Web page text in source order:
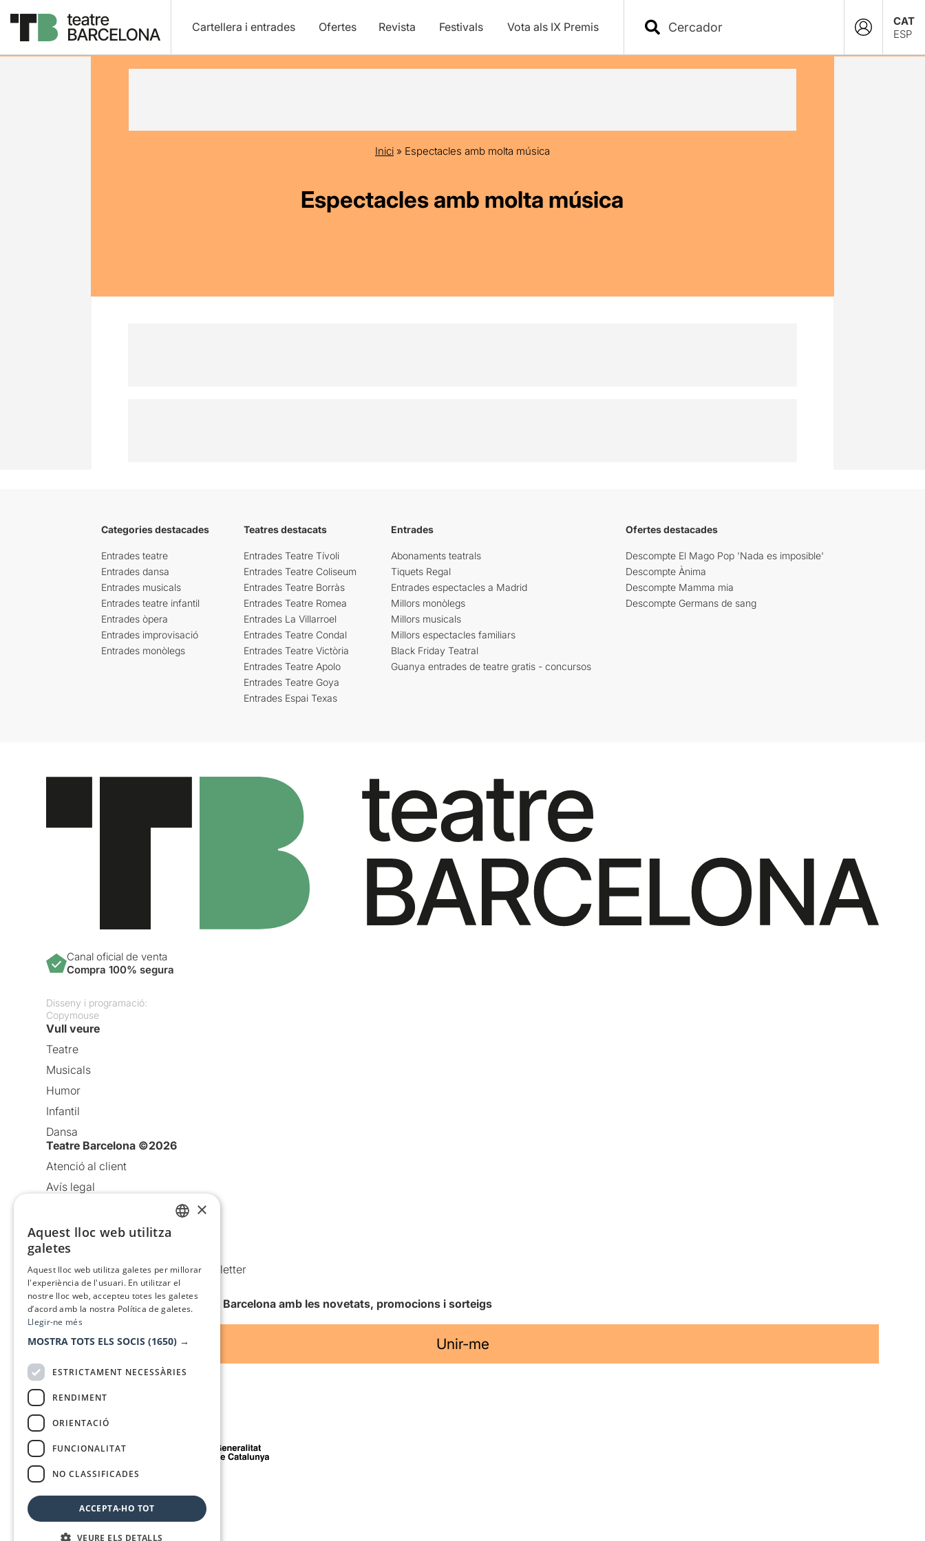
Cartellera i entrades Ofertes Revista Festivals Vota als IX Premis
CAT
ESP
Inici » Espectacles amb molta música
Espectacles amb molta música
Categories destacades
Entrades teatre
Entrades dansa
Entrades musicals
Entrades teatre infantil
Entrades òpera
Entrades improvisació
Entrades monòlegs
Teatres destacats
Entrades Teatre Tívoli
Entrades Teatre Coliseum
Entrades Teatre Borràs
Entrades Teatre Romea
Entrades La Villarroel
Entrades Teatre Condal
Entrades Teatre Victòria
Entrades Teatre Apolo
Entrades Teatre Goya
Entrades Espai Texas
Entrades
Abonaments teatrals
Tiquets Regal
Entrades espectacles a Madrid
Millors monòlegs
Millors musicals
Millors espectacles familiars
Black Friday Teatral
Guanya entrades de teatre gratis - concursos
Ofertes destacades
Descompte El Mago Pop 'Nada es imposible'
Descompte Ànima
Descompte Mamma mia
Descompte Germans de sang
Canal oficial de venta
Compra 100% segura
Disseny i programació:
Copymouse
Vull veure
Teatre
Musicals
Humor
Infantil
Dansa
Teatre Barcelona ©2026
Atenció al client
Avís legal
Política de cookies
Condicions d’ús
Comunicacions comercials i Newsletter
Anuncia’t
Vull rebre la newsletter de Teatre Barcelona amb les novetats, promocions i sorteigs
Unir-me
Amb el suport de
×
Aquest lloc web utilitza
galetes
Aquest lloc web utilitza galetes per millorar
l'experiència de l'usuari. En utilitzar el
nostre lloc web, accepteu totes les galetes
d’acord amb la nostra Política de galetes.
Llegir-ne més
MOSTRA TOTS ELS SOCIS (1650) →
ESTRICTAMENT NECESSÀRIES
RENDIMENT
ORIENTACIÓ
FUNCIONALITAT
NO CLASSIFICADES
ACCEPTA-HO TOT
VEURE ELS DETALLS